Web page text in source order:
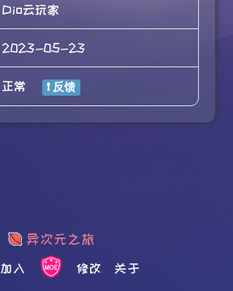
Dio云玩家
2023-05-23
正常
加入 修改 关于